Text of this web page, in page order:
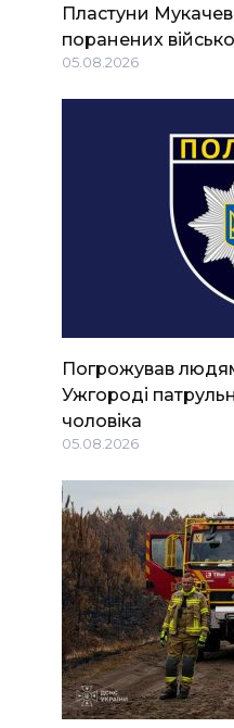
Пластуни
поранених
05.08.2026
Погрожував
Ужгороді
чоловіка
05.08.2026